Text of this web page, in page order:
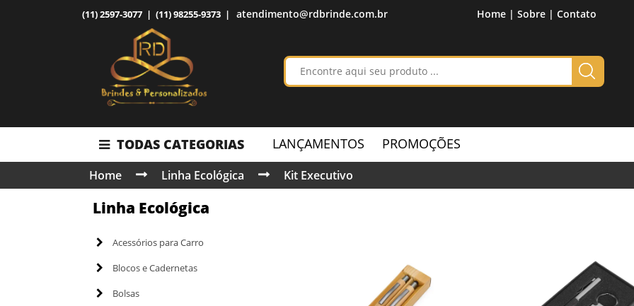
(11) 2597-3077 | (11) 98255-9373 | atendimento@rdbrinde.com.br Home | Sobre | Contato
TODAS CATEGORIAS LANÇAMENTOS PROMOÇÕES
Home Linha Ecológica Kit Executivo
Linha Ecológica
Acessórios para Carro
Blocos e Cadernetas
Bolsas